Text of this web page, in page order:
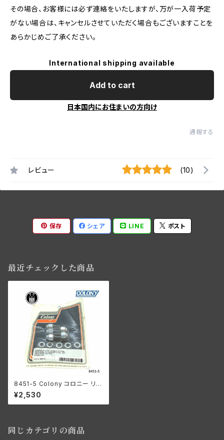
その場合、お客様には必ず連絡をいたしますが、万が一入荷予定
がない場合は、キャンセルさせていただく場合もございますことを
あらかじめご了承ください。
International shipping available
Add to cart
日本国内にお住まいの方向け
通報する
レビュー (10)
保存 シェア LINE ポスト
最近チェックした商品
8451-5 Colony コロニー リア
ホイール スターシェイプカバー
キャップ用 クロームメッキ スク
リューキット 1/4-24 ハーレー
¥2,530
同じカテゴリの商品